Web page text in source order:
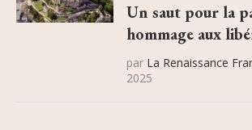
Un saut pour la
hommage aux
par La Renaissance
2025